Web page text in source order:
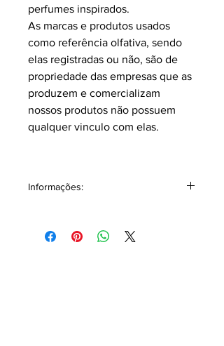
perfumes inspirados.
As marcas e produtos usados
como referência olfativa, sendo
elas registradas ou não, são de
propriedade das empresas que as
produzem e comercializam
nossos produtos não possuem
qualquer vinculo com elas.
Informações:
Notas topo: Cardamono, maçã,